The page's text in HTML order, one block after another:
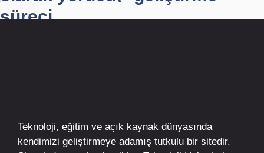
süreci...
Teknoloji, eğitim ve açık kaynak dünyasında
kendimizi geliştirmeye adamış tutkulu bir sitedir.